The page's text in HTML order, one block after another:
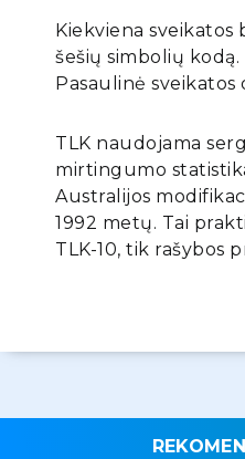
Kiekviena
šešių simbolių
Pasaulinė sveikatos
TLK naudojama
mirtingumo
Australijos
1992 metų. Tai
TLK-10, tik rašybos